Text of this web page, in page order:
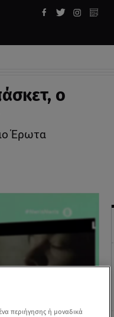
ο
Έρωτα
περιήγησης ή μοναδικά